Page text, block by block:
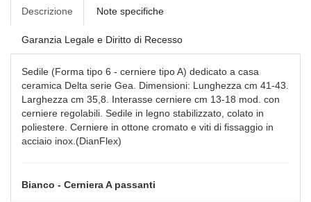
Descrizione Note specifiche
Garanzia Legale e Diritto di Recesso
Sedile (Forma tipo 6 - cerniere tipo A) dedicato a casa
ceramica Delta serie Gea. Dimensioni: Lunghezza cm 41-43.
Larghezza cm 35,8. Interasse cerniere cm 13-18 mod. con
cerniere regolabili. Sedile in legno stabilizzato, colato in
poliestere. Cerniere in ottone cromato e viti di fissaggio in
acciaio inox.(DianFlex)
Bianco - Cerniera A passanti